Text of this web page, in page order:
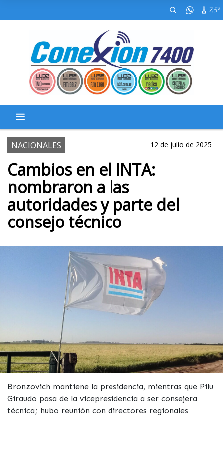
7.5º
NACIONALES 12 de julio de 2025
Cambios en el INTA:
nombraron a las
autoridades y parte del
consejo técnico
Bronzovich mantiene la presidencia, mientras que Pilu
Giraudo pasa de la vicepresidencia a ser consejera
técnica; hubo reunión con directores regionales